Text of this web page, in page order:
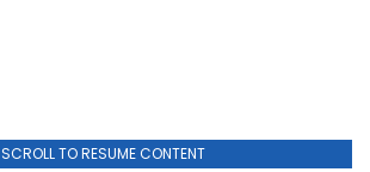
SCROLL TO RESUME CONTENT